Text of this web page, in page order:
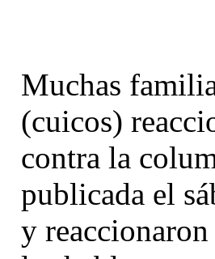
Muchas
(cuicos)
contra la
publicada el
y